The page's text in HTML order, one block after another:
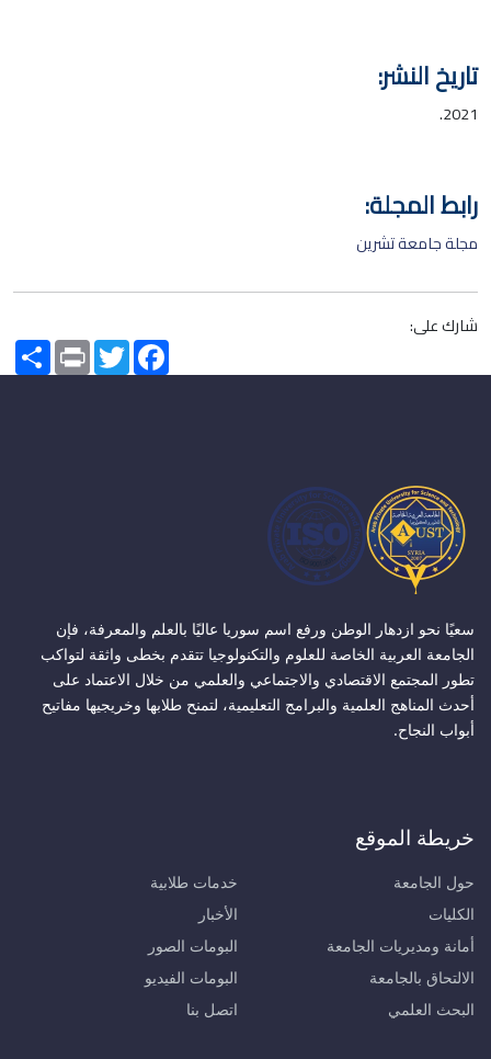
تاريخ النشر:
2021.
رابط المجلة:
مجلة جامعة تشرين
شارك على:
Share PrintTwitterFacebook
سعيًا نحو ازدهار الوطن ورفع اسم سوريا عاليًا بالعلم والمعرفة، فإن
الجامعة العربية الخاصة للعلوم والتكنولوجيا تتقدم بخطى واثقة لتواكب
تطور المجتمع الاقتصادي والاجتماعي والعلمي من خلال الاعتماد على
أحدث المناهج العلمية والبرامج التعليمية، لتمنح طلابها وخريجيها مفاتيح
أبواب النجاح.
خريطة الموقع
حول الجامعة
الكليات
أمانة ومديريات الجامعة
الالتحاق بالجامعة
البحث العلمي
خدمات طلابية
الأخبار
البومات الصور
البومات الفيديو
اتصل بنا